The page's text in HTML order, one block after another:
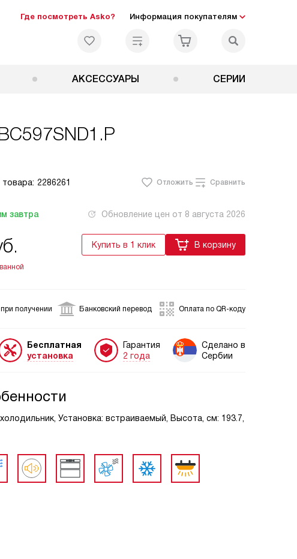
Где посмотреть Asko? Информация покупателям
АКСЕССУАРЫ СЕРИИ
2286261 Отложить Сравнить
завтра Обновление цен от 8 августа 2026
Купить в 1 клик В корзину
получении Банковский перевод Оплата по QR-коду
Бесплатная
установка
Гарантия
2 года
Сделано в
Сербии
Установка: встраиваемый, Высота, см: 193.7,